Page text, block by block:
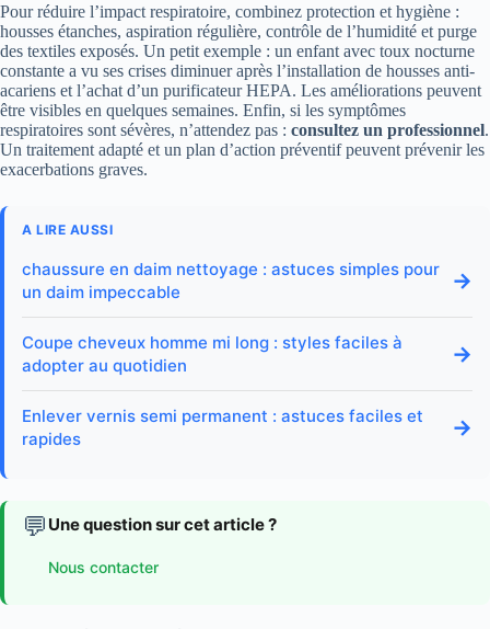
Pour réduire l’impact respiratoire, combinez protection et hygiène :
housses étanches, aspiration régulière, contrôle de l’humidité et purge
des textiles exposés. Un petit exemple : un enfant avec toux nocturne
constante a vu ses crises diminuer après l’installation de housses anti-
acariens et l’achat d’un purificateur HEPA. Les améliorations peuvent
être visibles en quelques semaines. Enfin, si les symptômes
respiratoires sont sévères, n’attendez pas : consultez un professionnel.
Un traitement adapté et un plan d’action préventif peuvent prévenir les
exacerbations graves.
A LIRE AUSSI
chaussure en daim nettoyage : astuces simples pour
un daim impeccable
→
Coupe cheveux homme mi long : styles faciles à
adopter au quotidien
→
Enlever vernis semi permanent : astuces faciles et
rapides
→
💬 Une question sur cet article ?
Nous contacter